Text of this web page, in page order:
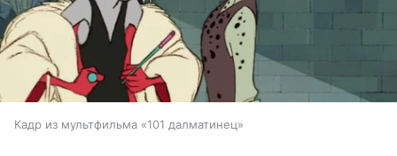
Кадр из мультфильма «101 далматинец»